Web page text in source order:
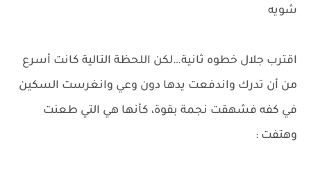
شويه
اقترب جلال خطوه ثانية…لكن اللحظة التالية كانت أسرع
من أن تدرك واندفعت يدها دون وعي وانغرست السكين
في كفه فشهقت نجمة بقوة، كأنها هي التي طعنت
وهتفت :